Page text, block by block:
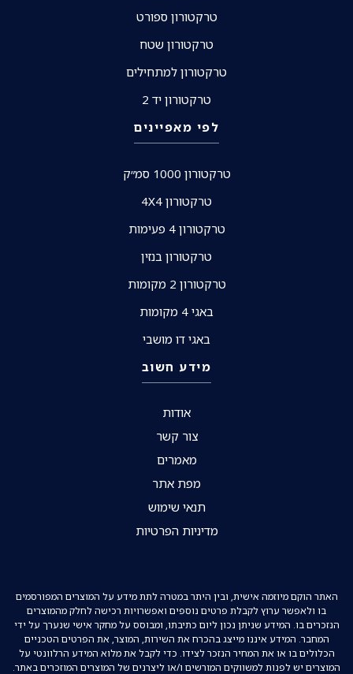
טרקטורון ספורט
טרקטורון שטח
טרקטורון למתחילים
טרקטורון יד 2
לפי מאפיינים
טרקטורון 1000 סמ״ק
טרקטורון 4X4
טרקטורון 4 פעימות
טרקטורון בנזין
טרקטורון 2 מקומות
באגי 4 מקומות
באגי דו מושבי
מידע חשוב
אודות
צור קשר
מאמרים
מפת אתר
תנאי שימוש
מדיניות הפרטיות
האתר הוקם מיוזמה אישית, ובין היתר במטרה לתת מידע על המוצרים המפורסמים
בו ולאפשר ערוץ לקבלת פרטים נוספים ואפשרויות רכישה לחלק מהמוצרים
הנזכרים בו. המידע שניתן נכון ליום כתיבתו, ומבוסס על מחקר אישי שנערך על ידי
המחבר. המידע איננו מייצג בהכרח את השירות, המוצר, את הפרטים הטכניים
הכלולים בו או את המחיר הנזכר לצידו. כדי לקבל את מלוא המידע הרלוונטי על
המוצרים יש לפנות למשווקים המורשים ו/או ליצרנים של המוצרים המוזכרים באתר.